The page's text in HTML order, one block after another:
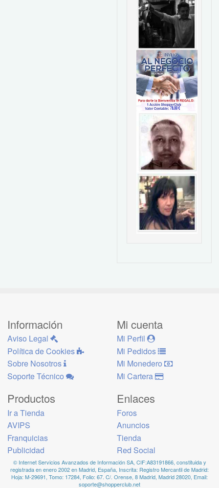
Información
Aviso Legal
Política de Cookies
Sobre Nosotros
Soporte Técnico
Mi cuenta
Mi Perfil
Mi Pedidos
Mi Monedero
Mi Cartera
Productos
Ir a Tienda
AVIPS
Franquicias
Publicidad
Enlaces
Foros
Anuncios
Tienda
Red Social
© Internet Servicios Avanzados de Información SA, CIF:A83191866, constituida y
registrada en enero 2002 en Madrid, España, Inscrita: Registro Mercantil de Madrid:
Hoja: M-29691, Tomo: 17284, Folio: 67. C/. Orense, 8 Madrid, Madrid 28020, Email:
soporte@shopperclub.net